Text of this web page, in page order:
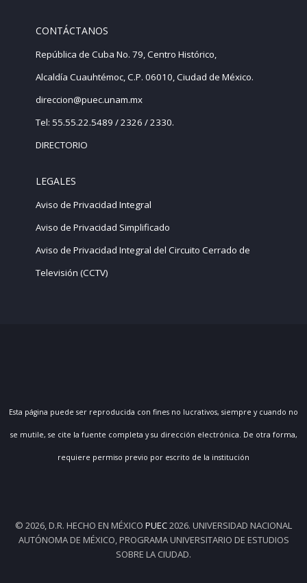
CONTÁCTANOS
República de Cuba No. 79, Centro Histórico,
Alcaldía Cuauhtémoc, C.P. 06010, Ciudad de México.
direccion@puec.unam.mx
Tel: 55.55.22.5489 / 2326 / 2330.
DIRECTORIO
LEGALES
Aviso de Privacidad Integral
Aviso de Privacidad Simplificado
Aviso de Privacidad Integral del Circuito Cerrado de
Televisión (CCTV)
Esta página puede ser reproducida con fines no lucrativos, siempre y cuando no
se mutile, se cite la fuente completa y su dirección electrónica. De otra forma,
requiere permiso previo por escrito de la institución
© 2026, D.R. HECHO EN MÉXICO PUEC2026. UNIVERSIDAD NACIONAL
AUTÓNOMA DE MÉXICO, PROGRAMA UNIVERSITARIO DE ESTUDIOS
SOBRE LA CIUDAD.